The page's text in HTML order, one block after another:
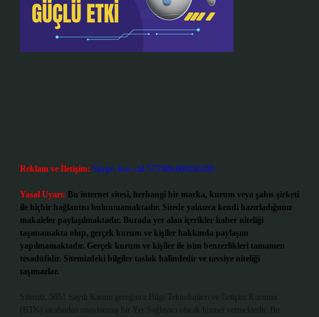
Reklam ve İletişim: Skype: live:.cid.575569c608265c69
Yasal Uyarı: Bu internet sitesi, herhangi bir marka, kurum veya şahıs şirketi
ile hiçbir bağlantısı bulunmamaktadır. Sitede yalnızca kendi hazırladığımız
makaleler paylaşılmaktadır. Burada yer alan içerikler haber niteliği
taşımamakta olup, gerçek kurum ve kişiler hakkında paylaşım
yapılmamaktadır. Gerçek kurum ve kişiler ile isim benzerlikleri tamamen
tesadüfidir. Sitemizdeki bilgiler taslak halindedir ve tavsiye niteliği
taşımazlar.
Sitemiz, 5651 Sayılı Kanun gereğince Bilgi Teknolojileri ve İletişim Kurumu
(BTK) tarafından onaylanmış bir Yer Sağlayıcı olarak hizmet vermektedir. Bu